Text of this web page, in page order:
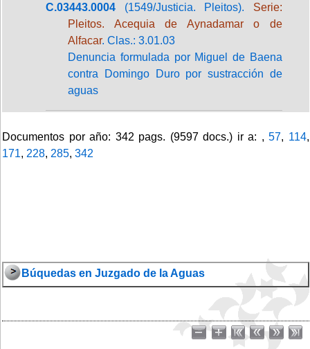
C.03443.0004 (1549/Justicia. Pleitos). Serie:
Pleitos. Acequia de Aynadamar o de
Alfacar. Clas.: 3.01.03
Denuncia formulada por Miguel de Baena
contra Domingo Duro por sustracción de
aguas
Documentos por año: 342 pags. (9597 docs.) ir a: ,57, 114,
171, 228, 285, 342
Búquedas en Juzgado de la Aguas